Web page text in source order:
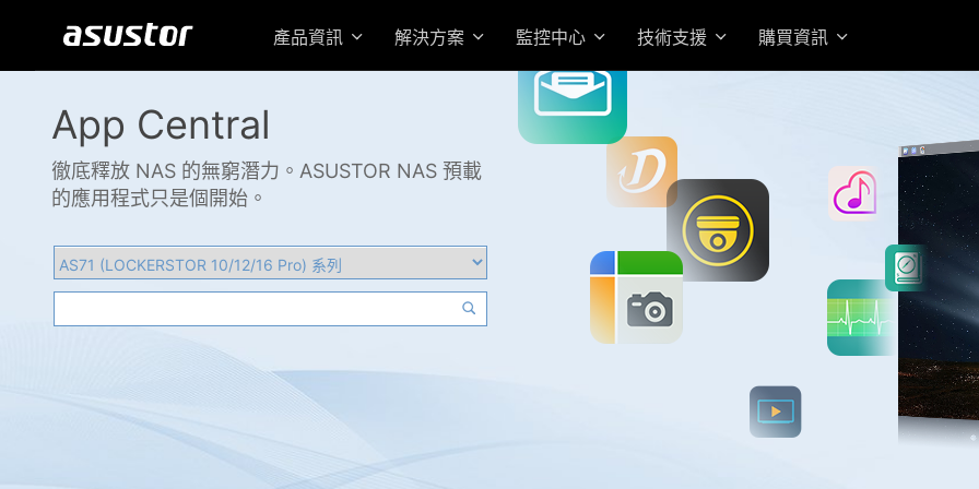
產品資訊 解決方案 監控中心 技術支援 購買資訊
App Central
徹底釋放 NAS 的無窮潛力。ASUSTOR NAS 預載
的應用程式只是個開始。